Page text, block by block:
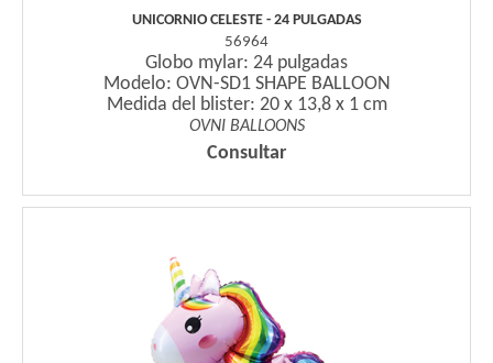
UNICORNIO CELESTE - 24 PULGADAS
56964
Globo mylar: 24 pulgadas
Modelo: OVN-SD1 SHAPE BALLOON
Medida del blister: 20 x 13,8 x 1 cm
OVNI BALLOONS
Consultar